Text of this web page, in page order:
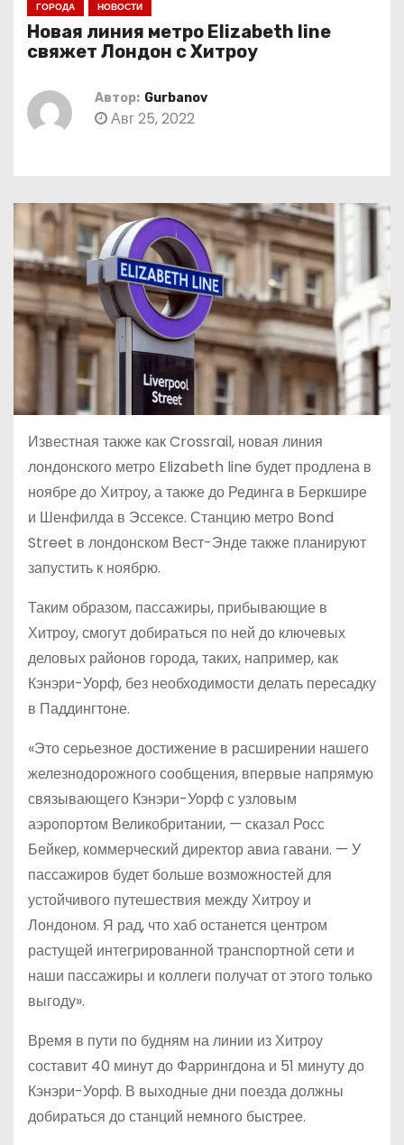
ГОРОДА НОВОСТИ
Новая линия метро Elizabeth line
свяжет Лондон с Хитроу
Автор: Gurbanov
Авг 25, 2022
Известная также как Crossrail, новая линия
лондонского метро Elizabeth line будет продлена в
ноябре до Хитроу, а также до Рединга в Беркшире
и Шенфилда в Эссексе. Станцию метро Bond
Street в лондонском Вест-Энде также планируют
запустить к ноябрю.
Таким образом, пассажиры, прибывающие в
Хитроу, смогут добираться по ней до ключевых
деловых районов города, таких, например, как
Кэнэри-Уорф, без необходимости делать пересадку
в Паддингтоне.
«Это серьезное достижение в расширении нашего
железнодорожного сообщения, впервые напрямую
связывающего Кэнэри-Уорф с узловым
аэропортом Великобритании, — сказал Росс
Бейкер, коммерческий директор авиа гавани. — У
пассажиров будет больше возможностей для
устойчивого путешествия между Хитроу и
Лондоном. Я рад, что хаб останется центром
растущей интегрированной транспортной сети и
наши пассажиры и коллеги получат от этого только
выгоду».
Время в пути по будням на линии из Хитроу
составит 40 минут до Фаррингдона и 51 минуту до
Кэнэри-Уорф. В выходные дни поезда должны
добираться до станций немного быстрее.